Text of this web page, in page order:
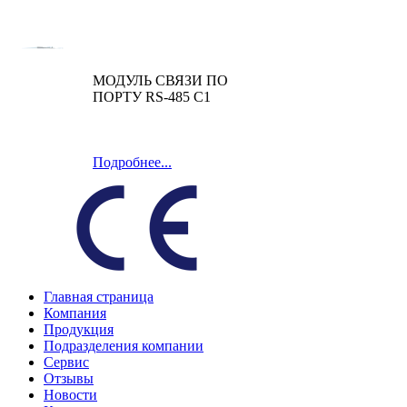
МОДУЛЬ СВЯЗИ ПО
ПОРТУ RS-485 C1
Подробнее...
Главная страница
Компания
Продукция
Подразделения компании
Сервис
Отзывы
Новости